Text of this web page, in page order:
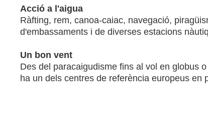
Acció a l'aigua
Ràfting, rem, canoa-caiac, navegació,
d'embassaments i de diverses estacions
Un bon vent
Des del paracaigudisme fins al vol en globus
ha un dels centres de referència europeus en